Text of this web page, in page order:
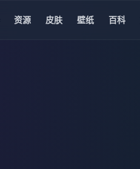
资源 皮肤 壁纸 百科